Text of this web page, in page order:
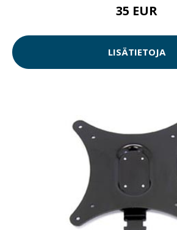
35 EUR
LISÄTIETOJA